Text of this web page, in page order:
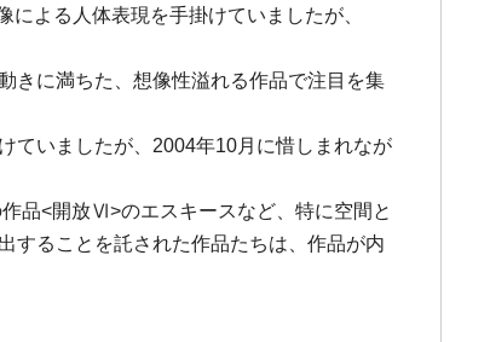
よる人体表現を手掛けていましたが、
きに満ちた、想像性溢れる作品で注目を集
ていましたが、2004年10月に惜しまれなが
品<開放Ⅵ>のエスキースなど、特に空間と
することを託された作品たちは、作品が内